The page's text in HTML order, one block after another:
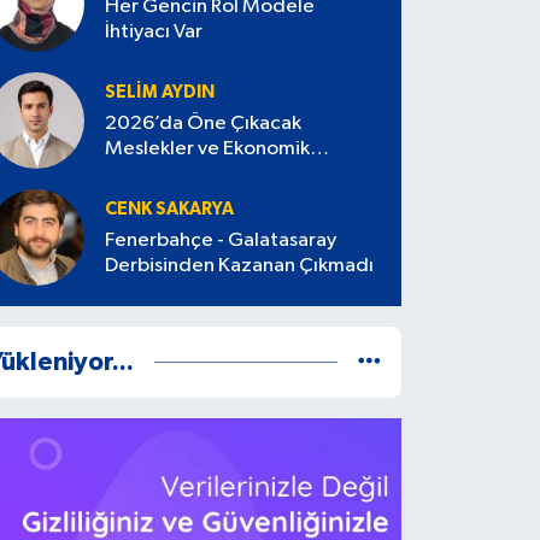
Her Gencin Rol Modele
İhtiyacı Var
SELIM AYDIN
2026’da Öne Çıkacak
Meslekler ve Ekonomik
CENK SAKARYA
Fenerbahçe - Galatasaray
Derbisinden Kazanan Çıkmadı